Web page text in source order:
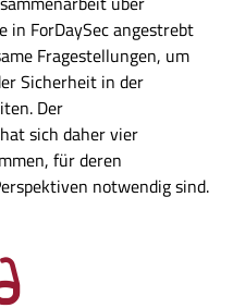
in ForDaySec angestrebt
Fragestellungen, um
Sicherheit in der
Der
sich daher vier
für deren
notwendig sind.